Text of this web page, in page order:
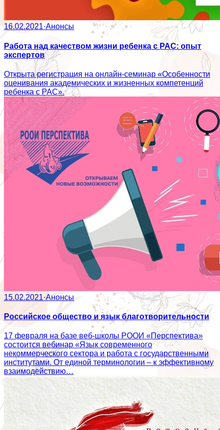
16.02.2021·Анонсы
Работа над качеством жизни ребенка с РАС: опыт
экспертов
Открыта регистрация на онлайн-семинар «Особенности
оценивания академических и жизненных компетенций
ребенка с РАС».
15.02.2021·Анонсы
Российское общество и язык благотворительности
17 февраля на базе веб-школы РООИ «Перспектива»
состоится вебинар «Язык современного
некоммерческого сектора и работа с государственными
институтами. От единой терминологии – к эффективному
взаимодействию…